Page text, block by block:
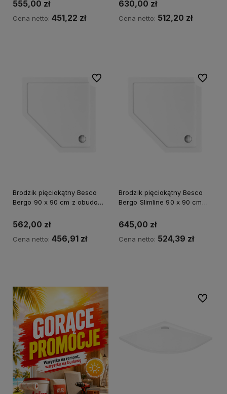
555,00 zł
Cena netto: 451,22 zł
630,00 zł
Cena netto: 512,20 zł
Brodzik pięciokątny Besco
Bergo 90 x 90 cm z obudową
kod BESCO5
562,00 zł
Cena netto: 456,91 zł
Do ulubionych
Brodzik pięciokątny Besco
Bergo Slimline 90 x 90 cm
645,00 zł
Cena netto: 524,39 zł
Do
Do